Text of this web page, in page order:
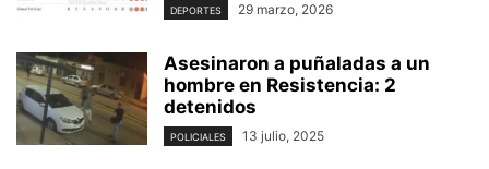
DEPORTES 29 marzo, 2026
Asesinaron a puñaladas a un
hombre en Resistencia: 2
detenidos
POLICIALES 13 julio, 2025